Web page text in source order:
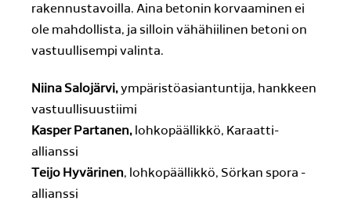
rakennustavoilla. Aina betonin korvaaminen ei
ole mahdollista, ja silloin vähähiilinen betoni on
vastuullisempi valinta.
Niina Salojärvi,ympäristöasiantuntija, hankkeen
vastuullisuustiimi
Kasper Partanen, lohkopäällikkö, Karaatti-
allianssi
Teijo Hyvärinen, lohkopäällikkö, Sörkan spora -
allianssi